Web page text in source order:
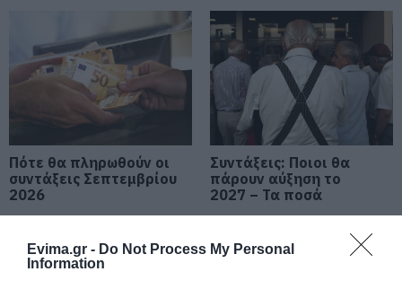
Evima.gr - Do Not Process My Personal
Information
Τραγωδία στην Εύβοια: Άνδρας
ανασύρθηκε χωρίς τις αισθήσεις
του από τη θάλασσα
07.08.2026 | 20:57
Ανακοινώθηκαν νέες προσλήψεις
σε δήμο της Εύβοιας: Δείτε εδώ
07.08.2026 | 20:40
07.08.2026 | 20:20
Πότε θα πληρωθούν οι
συντάξεις Σεπτεμβρίου
2026
Συντάξεις: Ποιοι θα
πάρουν αύξηση το
2027 – Τα ποσά